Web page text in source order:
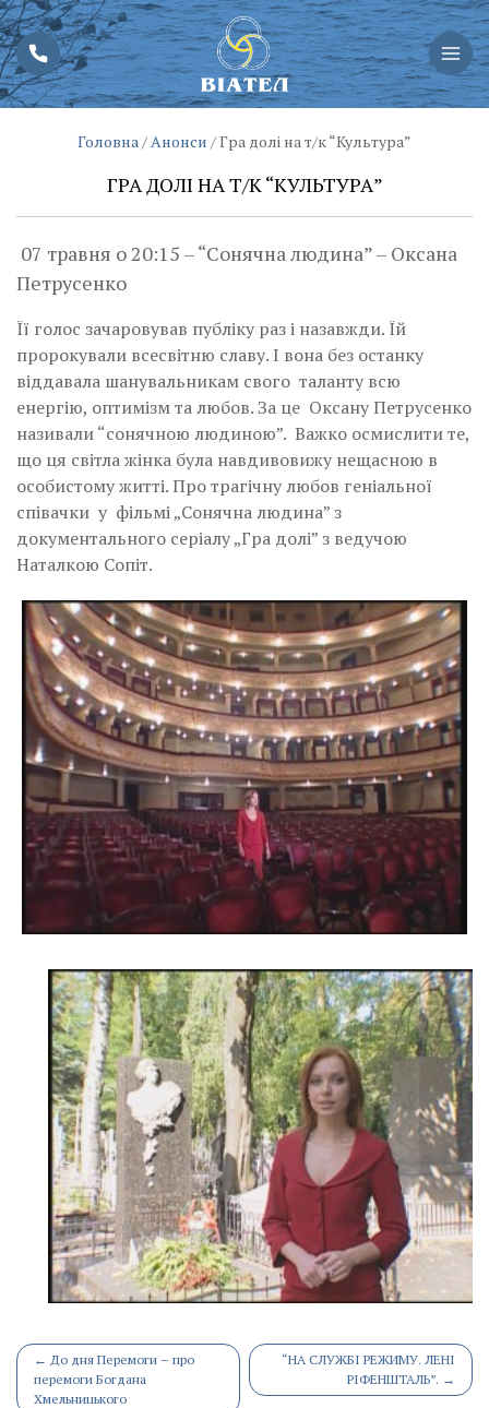
Головна / Анонси /Гра долі на т/к “Культура”
ГРА ДОЛІ НА Т/К “КУЛЬТУРА”
07 травня о 20:15 – “Сонячна людина” – Оксана
Петрусенко
Її голос зачаровував публіку раз і назавжди. Їй
пророкували всесвітню славу. І вона без останку
віддавала шанувальникам свого таланту всю
енергію, оптимізм та любов. За це Оксану Петрусенко
називали “сонячною людиною”. Важко осмислити те,
що ця світла жінка була навдивовижу нещасною в
особистому житті. Про трагічну любов геніальної
співачки у фільмі „Сонячна людина” з
документального серіалу „Гра долі” з ведучою
Наталкою Сопіт.
Post
navigation
← До дня Перемоги – про
перемоги Богдана
Хмельницького
“НА СЛУЖБІ РЕЖИМУ. ЛЕНІ
РІФЕНШТАЛЬ”. →